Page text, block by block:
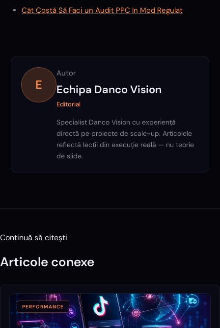
Cât Costă Să Faci un Audit PPC în Mod Regulat
E
Autor
Echipa Danco Vision
Editorial
Specialist Danco Vision cu experiență
directă pe proiecte de scale-up. Articolele
reflectă lecții din execuție reală — nu teorie
de slide.
Continuă să citești
Articole conexe
PERFORMANCE